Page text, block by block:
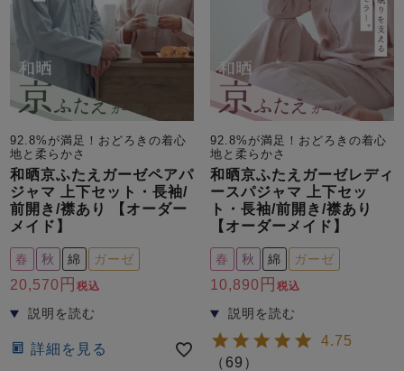
92.8%が満足！おどろきの着心
地と柔らかさ
和晒京ふたえガーゼペアパ
ジャマ 上下セット・長袖/
前開き/襟あり 【オーダー
メイド】
春 秋 綿 ガーゼ
20,570 税込
詳細を見る
92.8%が満足！おどろきの着心
地と柔らかさ
和晒京ふたえガーゼレディ
ースパジャマ 上下セッ
ト・長袖/前開き/襟あり
【オーダーメイド】
春 秋 綿 ガーゼ
10,890 税込
4.75
（ 69 ）